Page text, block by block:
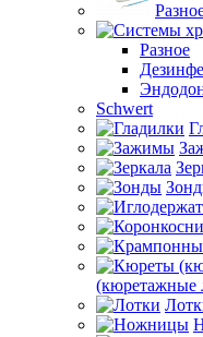
Разное
Schwert
(кюретажные